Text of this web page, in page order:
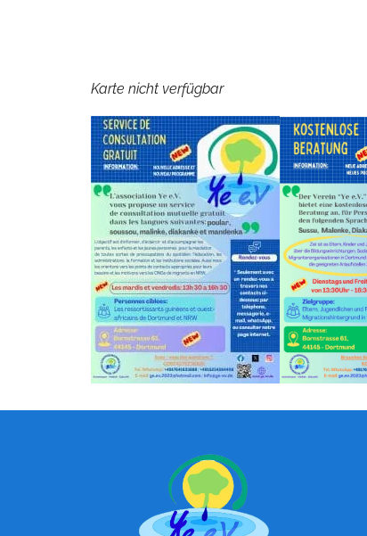
Karte nicht verfügbar